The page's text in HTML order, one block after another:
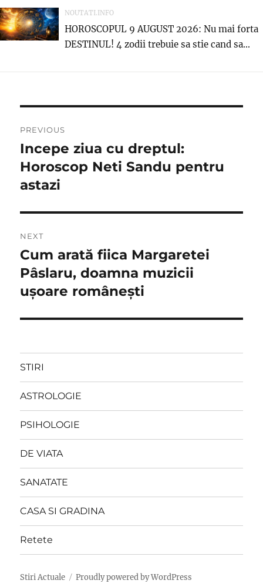
NOUTATI.INFO
HOROSCOPUL 9 AUGUST 2026: Nu mai forta
DESTINUL! 4 zodii trebuie sa stie cand sa...
în
articole
PREVIOUS
Previous
post:
Incepe ziua cu dreptul:
Horoscop Neti Sandu pentru
astazi
NEXT
Next
post:
Cum arată fiica Margaretei
Pâslaru, doamna muzicii
ușoare românești
STIRI
ASTROLOGIE
PSIHOLOGIE
DE VIATA
SANATATE
CASA SI GRADINA
Retete
Stiri Actuale Proudly powered by WordPress